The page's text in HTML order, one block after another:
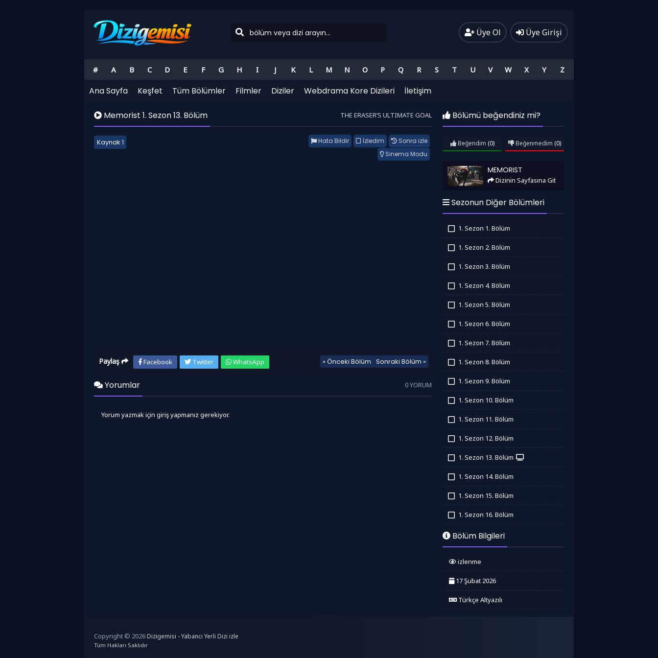
Üye Ol Üye Girişi
# A B C D E F G H I J K L M N O P Q R S T U V W X Y Z
Ana Sayfa Keşfet Tüm Bölümler Filmler Diziler Webdrama Kore Dizileri İletişim
Memorist 1. Sezon 13. Bölüm THE ERASER’S ULTIMATE GOAL
Kaynak 1 Sonra izle
İzledim
Hata Bildir
Sinema Modu
Paylaş Facebook Twitter WhatsApp « Önceki Bölüm Sonraki Bölüm »
Bölümü beğendiniz mi?
Beğendim (0) Beğenmedim (0)
Memorist MEMORIST
Dizinin Sayfasına Git
Sezonun Diğer Bölümleri
1. Sezon 1. Bölüm
1. Sezon 2. Bölüm
1. Sezon 3. Bölüm
1. Sezon 4. Bölüm
1. Sezon 5. Bölüm
1. Sezon 6. Bölüm
1. Sezon 7. Bölüm
1. Sezon 8. Bölüm
1. Sezon 9. Bölüm
1. Sezon 10. Bölüm
1. Sezon 11. Bölüm
1. Sezon 12. Bölüm
1. Sezon 13. Bölüm
1. Sezon 14. Bölüm
1. Sezon 15. Bölüm
1. Sezon 16. Bölüm
Bölüm Bilgileri
izlenme
17 Şubat 2026
Türkçe Altyazılı
Yorumlar 0 YORUM
Yorum yazmak için giriş yapmanız gerekiyor.
Copyright © 2026Dizigemisi - Yabancı Yerli Dizi izle
Tüm Hakları Saklıdır